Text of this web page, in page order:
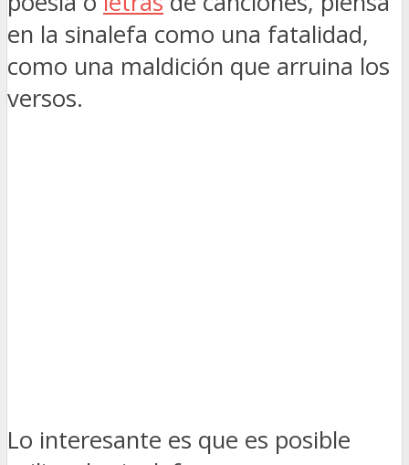
en la sinalefa como una fatalidad,
como una maldición que arruina los
versos.
Lo interesante es que es posible